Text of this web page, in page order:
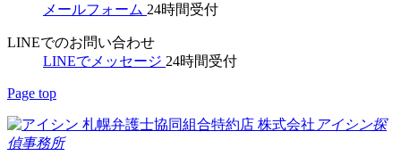
メールフォーム 24時間受付
LINEでのお問い合わせ
LINEでメッセージ 24時間受付
Page top
札幌弁護士協同組合特約店 株式会社 アイシン探
偵事務所